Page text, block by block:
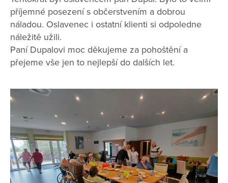
příjemné posezení s občerstvením a dobrou
náladou. Oslavenec i ostatní klienti si odpoledne
náležitě užili.
Paní Dupalovi moc děkujeme za pohoštění a
přejeme vše jen to nejlepší do dalších let.